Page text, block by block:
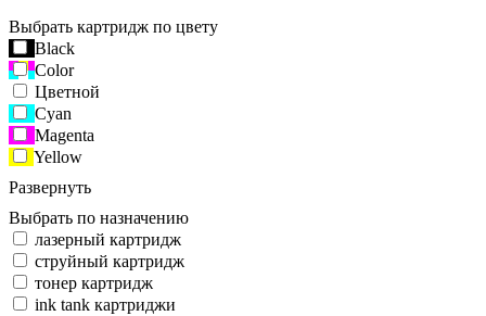
Выбрать картридж по цвету
Black
Color
Цветной
Cyan
Magenta
Yellow
Развернуть
Выбрать по назначению
лазерный картридж
струйный картридж
тонер картридж
ink tank картриджи